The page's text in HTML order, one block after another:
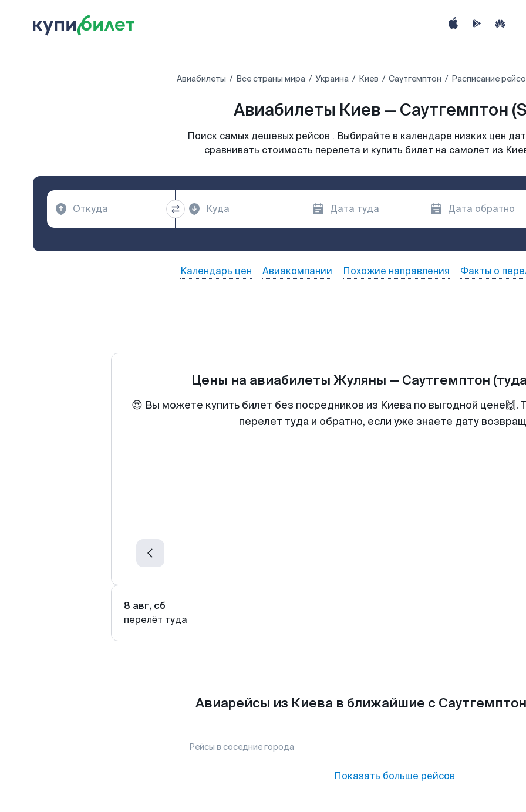
Авиабилеты Все страны мира Украина Киев Саутгемптон Расписание
Авиабилеты Киев — Саутгемптон
Поиск самых дешевых рейсов . Выбирайте в календаре низких цен
сравнивать стоимость перелета и купить билет на самолет из
Календарь цен Авиакомпании Похожие направления Факты о
Цены на авиабилеты Жуляны — Саутгемптон
😍 Вы можете купить билет без посредников из Киева по выгодной
перелет туда и обратно, если уже знаете дату
8 авг, сб
перелёт туда
Авиарейсы из Киева в ближайшие с
Рейсы в соседние города
Показать больше рейсов